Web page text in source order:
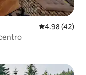
Calificación
4.98 (42)